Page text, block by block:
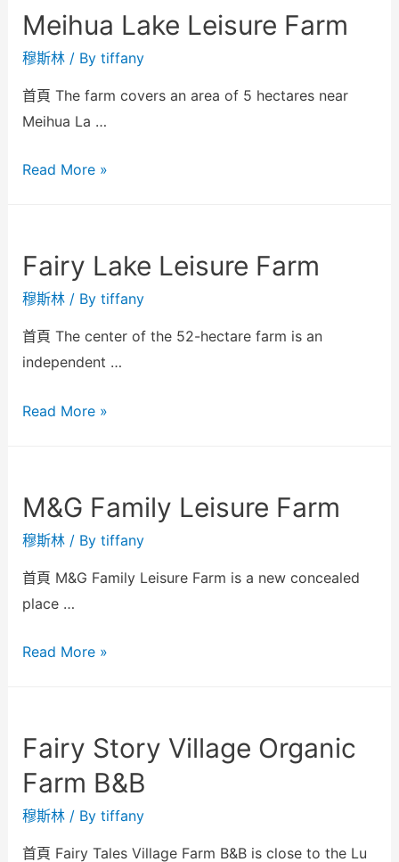
Meihua Lake Leisure Farm
穆斯林/ By tiffany
首頁 The farm covers an area of 5 hectares near
Meihua La …
Read More »
Fairy Lake Leisure Farm
穆斯林/ By tiffany
首頁 The center of the 52-hectare farm is an
independent …
Read More »
M&G Family Leisure Farm
穆斯林/ By tiffany
首頁 M&G Family Leisure Farm is a new concealed
place …
Read More »
Fairy Story Village Organic
Farm B&B
穆斯林/ By tiffany
首頁 Fairy Tales Village Farm B&B is close to the Lu